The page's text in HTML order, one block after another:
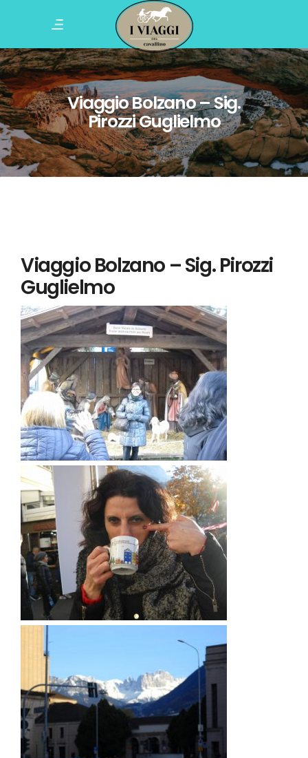
Viaggio Bolzano – Sig.
Pirozzi Guglielmo
Viaggio Bolzano – Sig. Pirozzi
Guglielmo